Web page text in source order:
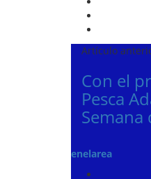
Artículo
Con el
Pesca
Semana
enelarea